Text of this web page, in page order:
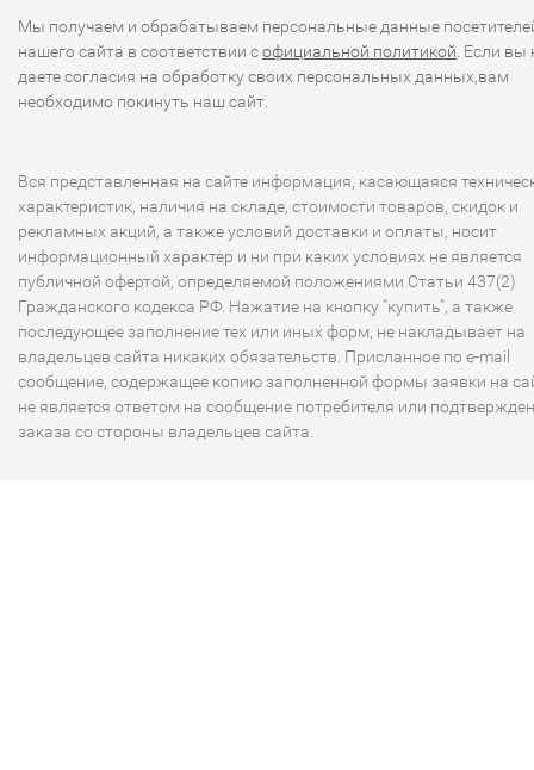
Мы получаем и обрабатываем персональные данные
нашего сайта в соответствии софициальной политикой . Если вы
даете согласия на обработку своих персональных данных,вам
необходимо покинуть наш сайт.
Вся представленная на сайте информация, касающаяся
характеристик, наличия на складе, стоимости товаров, скидок и
рекламных акций, а также условий доставки и оплаты, носит
информационный характер и ни при каких условиях не является
публичной офертой, определяемой положениями Статьи 437(2)
Гражданского кодекса РФ. Нажатие на кнопку "купить", а также
последующее заполнение тех или иных форм, не накладывает на
владельцев сайта никаких обязательств. Присланное по e-mail
сообщение, содержащее копию заполненной формы заявки на
не является ответом на сообщение потребителя или
заказа со стороны владельцев сайта.